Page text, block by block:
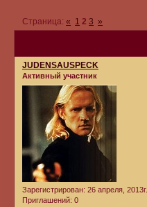
Страница:« 1 2 3 »
JUDENSAUSPECK
Активный участник
Зарегистрирован: 26 апреля, 2013г.
Приглашений: 0